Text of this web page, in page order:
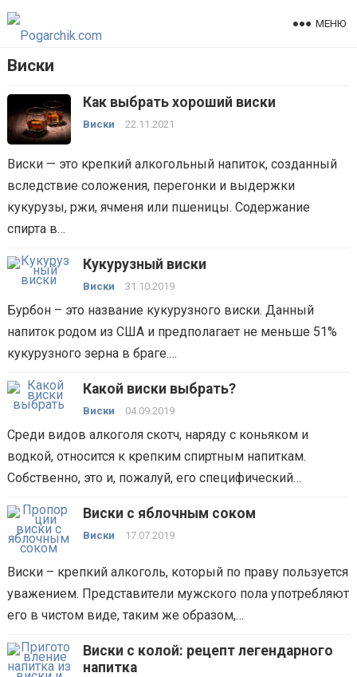
МЕНЮ
Виски
Как выбрать хороший виски
Виски 22.11.2021
Виски — это крепкий алкогольный напиток, созданный
вследствие соложения, перегонки и выдержки
кукурузы, ржи, ячменя или пшеницы. Содержание
спирта в…
Кукурузный виски
Виски 31.10.2019
Бурбон – это название кукурузного виски. Данный
напиток родом из США и предполагает не меньше 51%
кукурузного зерна в браге.…
Какой виски выбрать?
Виски 04.09.2019
Среди видов алкоголя скотч, наряду с коньяком и
водкой, относится к крепким спиртным напиткам.
Собственно, это и, пожалуй, его специфический…
Виски с яблочным соком
Виски 17.07.2019
Виски – крепкий алкоголь, который по праву пользуется
уважением. Представители мужского пола употребляют
его в чистом виде, таким же образом,…
Виски с колой: рецепт легендарного
напитка